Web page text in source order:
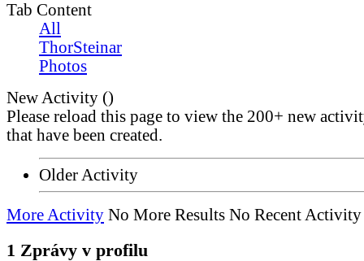
Tab Content
All
ThorSteinar
Photos
New Activity ()
Please reload this page to view the 200+ new
that have been created.
Older Activity
More Activity No More Results No Recent Activity
1 Zprávy v profilu